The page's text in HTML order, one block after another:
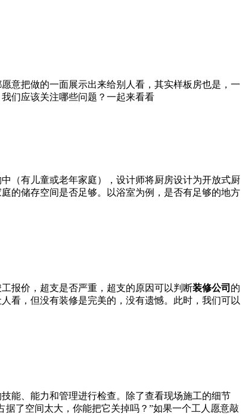
意把做的一面展示出来给别人看，其实样板房也是，一
们应该关注哪些问题？一起来看看
（有儿童或老年家庭），设计师将厨房设计为开放式厨
的储存空间是否足够。以浴室为例，是否有足够的地方
报价，超支是否严重，超支的原因可以判断装修公司 的
看，但没有装修是完美的，没有遗憾。此时，我们可以
能、能力和管理进行检查。除了查看现场施工的细节
了空间太大，你能把它关掉吗？”如果一个工人愿意敲